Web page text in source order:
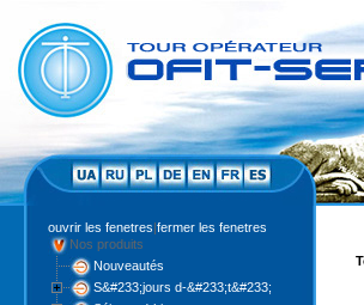
ouvrir les fenetres|fermer les fenetres
Nos produits
Nouveautés
S&#233;jours d-&#233;t&#233;